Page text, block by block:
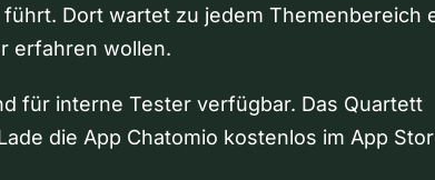
Dort wartet zu jedem Themenbereich
erfahren wollen.
für interne Tester verfügbar. Das Quartett
die App Chatomio kostenlos im App